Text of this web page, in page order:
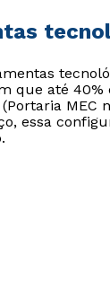
que até
MEC
essa